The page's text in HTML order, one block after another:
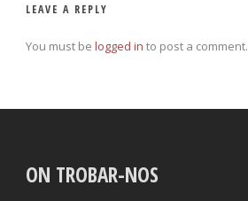
LEAVE A REPLY
You must be logged in to post a comment.
ON TROBAR-NOS